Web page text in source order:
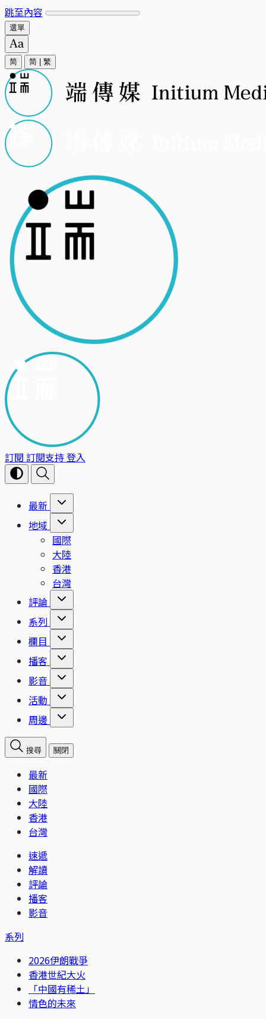
跳至內容
選單
简 简 繁
訂閱 訂閱支持登入
最新
地域
國際
大陸
香港
台灣
評論
系列
欄目
播客
影音
活動
周邊
搜尋 關閉
最新
國際
大陸
香港
台灣
速遞
解讀
評論
播客
影音
系列
2026伊朗戰爭
香港世紀大火
「中國有稀土」
情色的未來